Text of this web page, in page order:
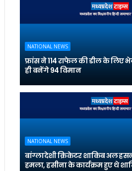
NATIONAL NEWS
फ्रांस ने 114 राफेल की डील के लिए
ही बनेंगे 94 विमान
NATIONAL NEWS
बांग्लादेशी क्रिकेटर शाकिब अल
हमला, हसीना के कार्यक्रम हुए थे